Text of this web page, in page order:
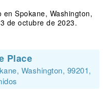
Spokane, Washington,
de octubre de 2023.
Place
Washington, 99201,